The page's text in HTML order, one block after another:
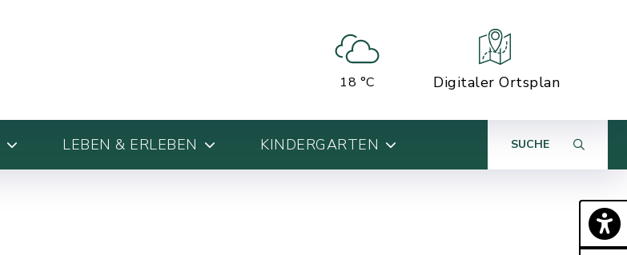
18 °C Digitaler Ortsplan
LEBEN & ERLEBEN KINDERGARTEN SUCHE